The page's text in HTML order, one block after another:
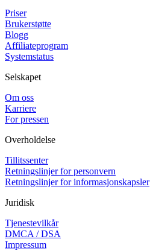
Priser
Brukerstøtte
Blogg
Affiliateprogram
Systemstatus
Selskapet
Om oss
Karriere
For pressen
Overholdelse
Tillitssenter
Retningslinjer for personvern
Retningslinjer for informasjonskapsler
Juridisk
Tjenestevilkår
DMCA / DSA
Impressum